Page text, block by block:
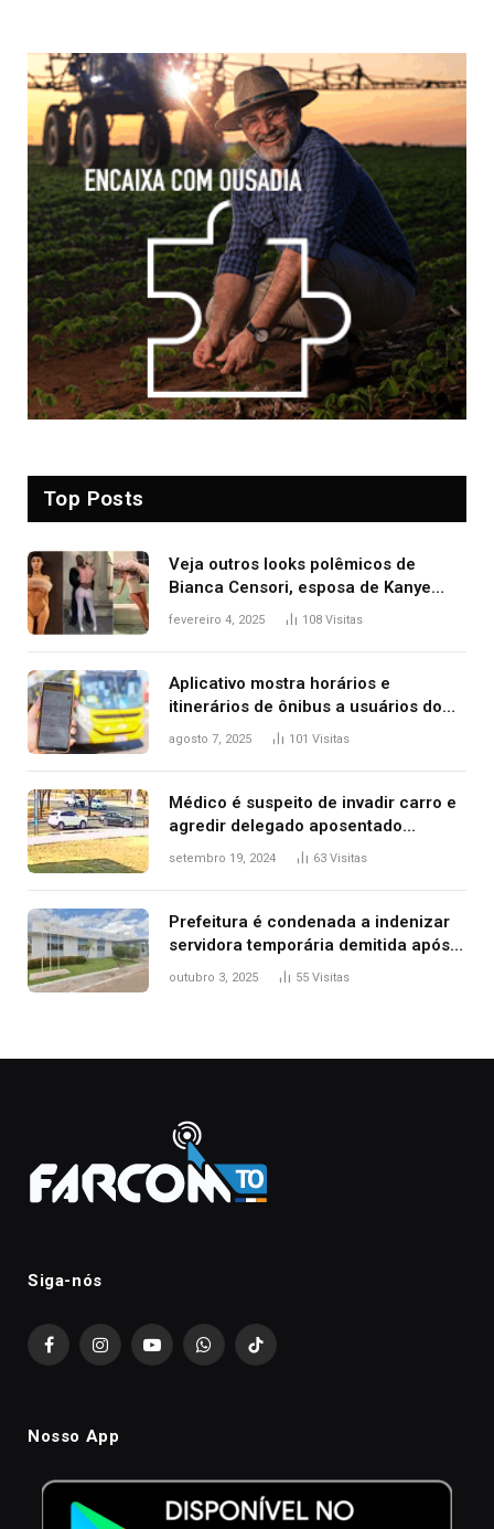
Top Posts
Veja outros looks polêmicos de
Bianca Censori, esposa de Kanye
West que apareceu nua no Grammy
fevereiro 4, 2025 108 Visitas
Aplicativo mostra horários e
itinerários de ônibus a usuários do
transporte público de Palmas; confira
agosto 7, 2025 101 Visitas
Médico é suspeito de invadir carro e
agredir delegado aposentado
durante confusão no trânsito
setembro 19, 2024 63 Visitas
Prefeitura é condenada a indenizar
servidora temporária demitida após
nascimento da filha
outubro 3, 2025 55 Visitas
Siga-nós
FacebookInstagramYouTubeWhatsAppTikTok
Nosso App